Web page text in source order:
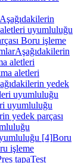
Aşağıdakilerin
aletleri uyumluluğu
Boru işleme
Aşağıdakilerin
aletleri
aletleri
yedek
uyumluluğu
uyumluluğu
yedek parçası
[4]Boru
işleme
tapaTest